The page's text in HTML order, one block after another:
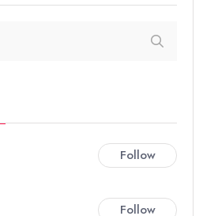
Follow
Follow